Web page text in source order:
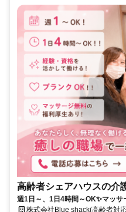
高齢者シェアハウスの介
週1日～、1日4時間～OK✨マッサ
株式会社Blue shack(高齢者対